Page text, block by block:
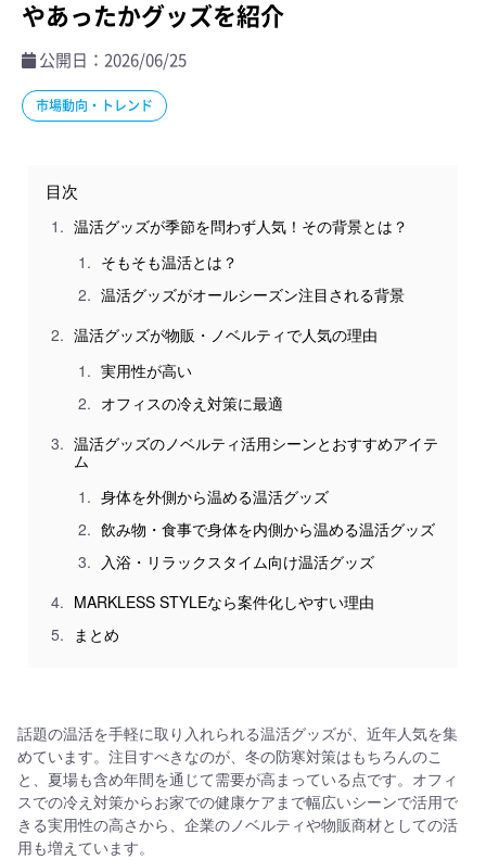
やあったかグッズを紹介
公開日：2026/06/25
市場動向・トレンド
目次
温活グッズが季節を問わず人気！その背景とは？
そもそも温活とは？
温活グッズがオールシーズン注目される背景
温活グッズが物販・ノベルティで人気の理由
実用性が高い
オフィスの冷え対策に最適
温活グッズのノベルティ活用シーンとおすすめアイテ
ム
身体を外側から温める温活グッズ
飲み物・食事で身体を内側から温める温活グッズ
入浴・リラックスタイム向け温活グッズ
MARKLESS STYLEなら案件化しやすい理由
まとめ
話題の温活を手軽に取り入れられる温活グッズが、近年人気を集
めています。注目すべきなのが、冬の防寒対策はもちろんのこ
と、夏場も含め年間を通じて需要が高まっている点です。オフィ
スでの冷え対策からお家での健康ケアまで幅広いシーンで活用で
きる実用性の高さから、企業のノベルティや物販商材としての活
用も増えています。